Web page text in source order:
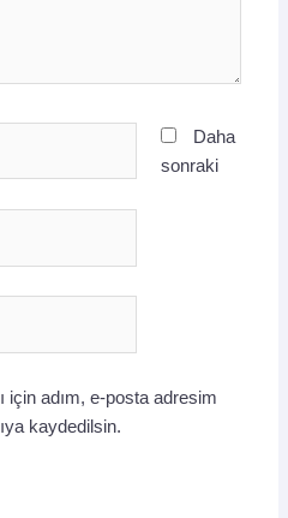
Daha
sonraki
için adım, e-posta adresim
kaydedilsin.